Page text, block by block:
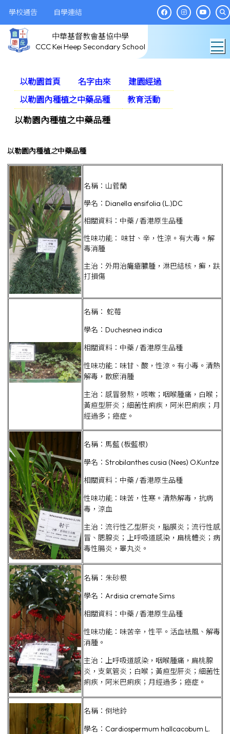
學校通告 自學連結
中華基督教會基協中學
CCC Kei Heep Secondary School
以勒園首頁 名字由來
建園經過
以勒園內種植之中藥品種
教育活動
以勒園內種植之中藥品種
以勒園內種植之中藥品種
名稱：山菅蘭
學名：Dianella ensifolia (L.)DC
相關資料：中藥 / 香港原生品種
性味功能： 味甘、辛，性涼。有大毒。解
毒消腫
主治：外用治癱瘡膿腫，淋巴結核，癬，趺
打損傷
名稱： 蛇莓
學名：Duchesnea indica
相關資料：中藥 / 香港原生品種
性味功能：味甘、酸，性涼。有小毒。清熱
解毒，散瘀消腫
主治：感冒發熬，咳嗽；咽喉腫痛，白喉；
黃疸型肝炎；細菌性痢疾，阿米巴痢疾；月
經過多；癌症。
名稱：馬藍 (板藍根)
學名：Strobilanthes cusia (Nees) O.Kuntze
相關資料：中藥 / 香港原生品種
性味功能：味苦，性寒。清熱解毒，抗病
毒，涼血
主治：流行性乙型肝炎，腦膜炎；流行性感
冒、腮腺炎；上呼吸道感染，扁桃體炎；病
毒性腸炎，睪丸炎。
名稱：朱砂根
學名：Ardisia cremate Sims
相關資料：中藥 / 香港原生品種
性味功能：味苦辛，性平。活血袪風、解毒
消腫。
主治：上呼吸道感染，咽喉腫痛，扁桃腺
炎，支氣管炎；白喉；黃疸型肝炎；細菌性
痢疾，阿米巴痢疾；月經過多；癌症。
名稱：倒地鈴
學名：Cardiospermum hallcacobum L.